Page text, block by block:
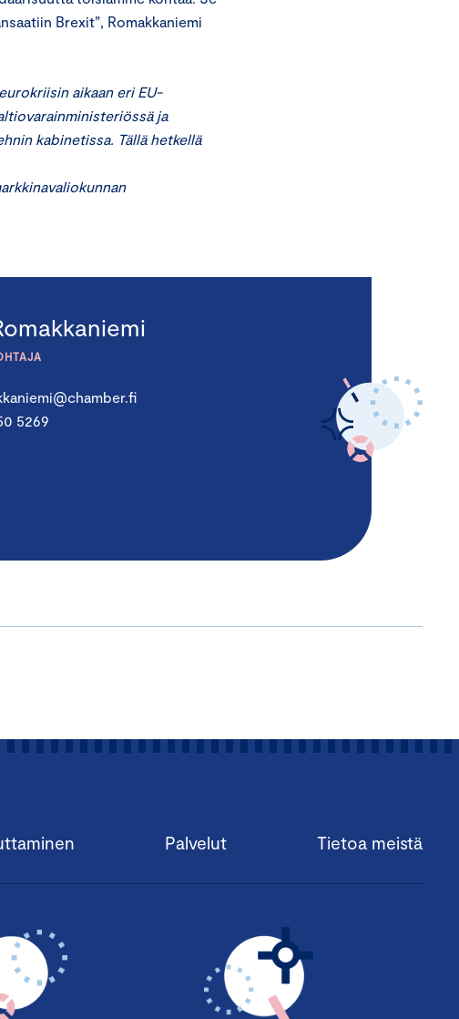
Brexit”, Romakkaniemi
aikaan eri EU-
ja
kabinetissa. Tällä hetkellä
5269
Palvelut Tietoa meistä